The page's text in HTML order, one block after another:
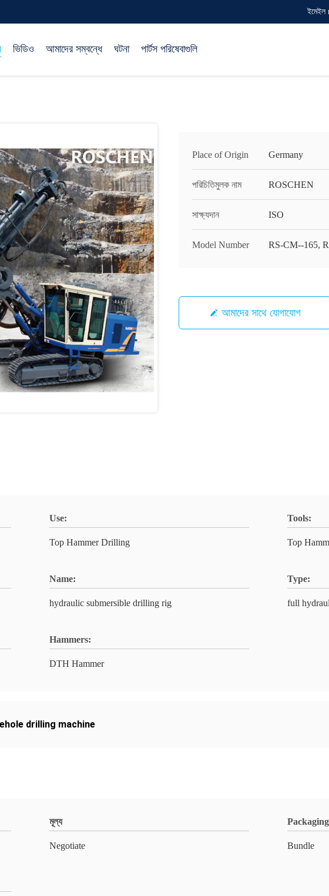
ইমেইল
ভিডিও আমাদের সম্বন্ধে ঘটনা পার্টস পরিষেবাগুলি
Place of Origin Germany
পরিচিতিমুলক নাম ROSCHEN
সাক্ষ্যদান ISO
Model Number RS-CM--165,
আমাদের সাথে যোগাযোগ
Use:
Top Hammer Drilling
Tools:
Top
Name:
hydraulic submersible drilling rig
Type:
full
Hammers:
DTH Hammer
drilling machine
মূল্য
Negotiate Bundle